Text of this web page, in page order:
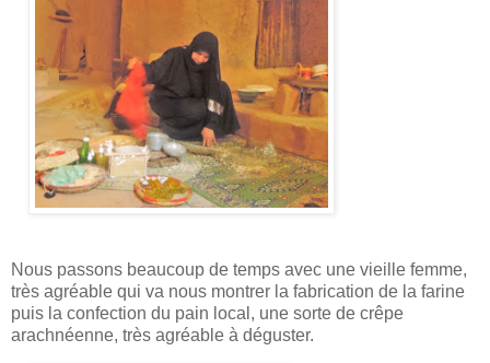
Nous passons beaucoup de temps avec une vieille femme,
très agréable qui va nous montrer la fabrication de la farine
puis la confection du pain local, une sorte de crêpe
arachnéenne, très agréable à déguster.